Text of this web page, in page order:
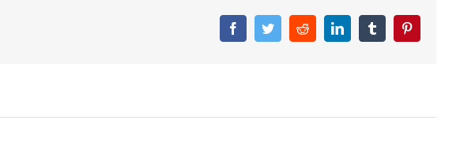
FacebookTwitterRedditLinkedInTumblrPinterest